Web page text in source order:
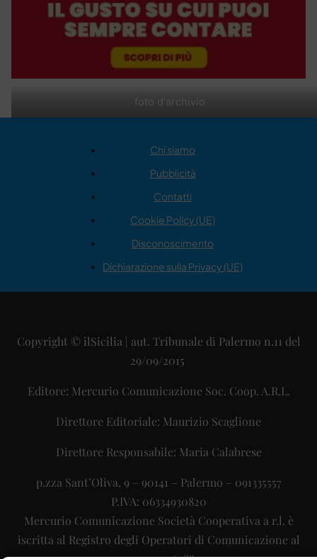
foto d'archivio
Chi siamo
Pubblicità
Contatti
Cookie Policy (UE)
Disconoscimento
Dichiarazione sulla Privacy (UE)
Copyright © ilSicilia | aut. Tribunale di Palermo n.11 del
29/09/2015
Editore: Mercurio Comunicazione Soc. Coop. A.R.L.
Direttore Editoriale: Maurizio Scaglione
Direttore Responsabile: Maria Calabrese
p.zza Sant’Oliva, 9 – 90141 – Palermo – 091335557
P.IVA: 06334930820
Mercurio Comunicazione Società Cooperativa a r.l. è
iscritta al Registro degli Operatori di Comunicazione al